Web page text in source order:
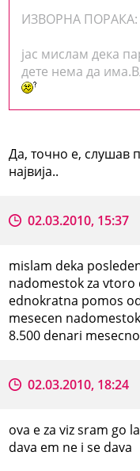
ИЗВОРНА ПОРАКА:
јас мислам дека
дете нема да
Да, точно е, слушав
највија..
02.03.2010, 15:37
mislam deka
nadomestok za vtoro
ednokratna pomos
mesecen
8.500 denari
02.03.2010, 18:24
ova e za viz sram go
dava em ne i se dava